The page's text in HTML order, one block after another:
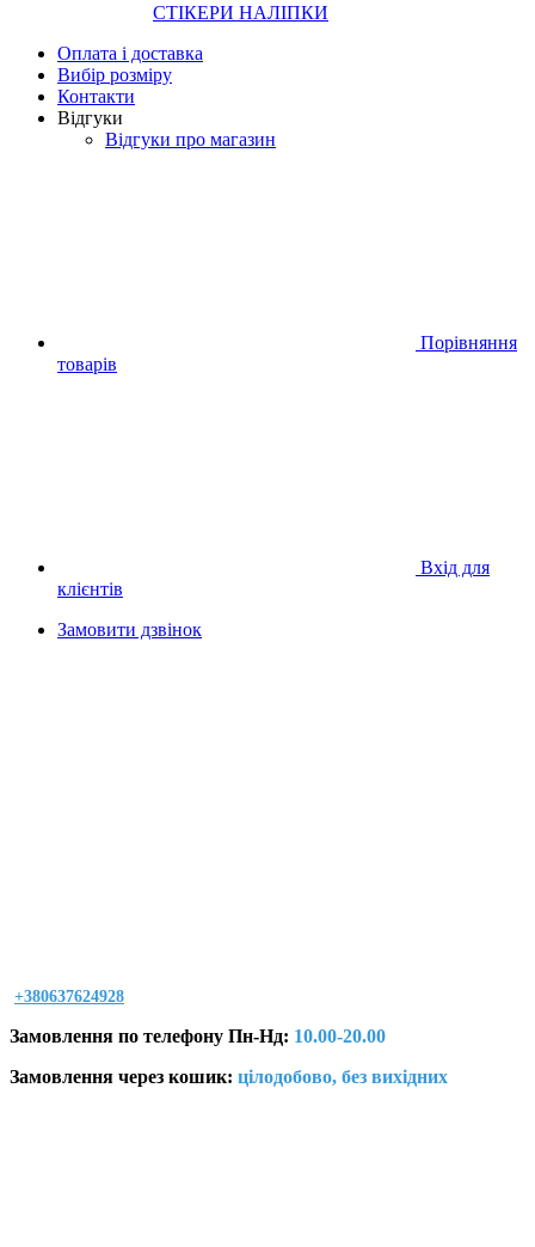
СТІКЕРИ НАЛІПКИ
Оплата і доставка
Вибір розміру
Контакти
Відгуки
Відгуки про магазин
Порівняння
товарів
Вхід для
клієнтів
Замовити дзвінок
+380637624928
Замовлення по телефону Пн-Нд: 10.00-20.00
Замовлення через кошик: цілодобово, без вихідних